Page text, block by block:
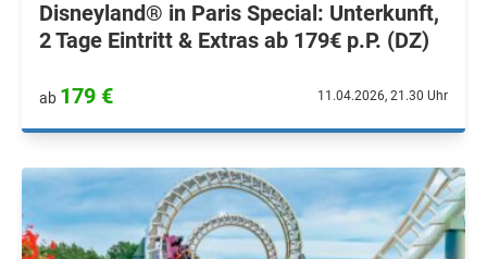
Disneyland® in Paris Special: Unterkunft,
2 Tage Eintritt & Extras ab 179€ p.P. (DZ)
ab 179 € 11.04.2026, 21.30 Uhr